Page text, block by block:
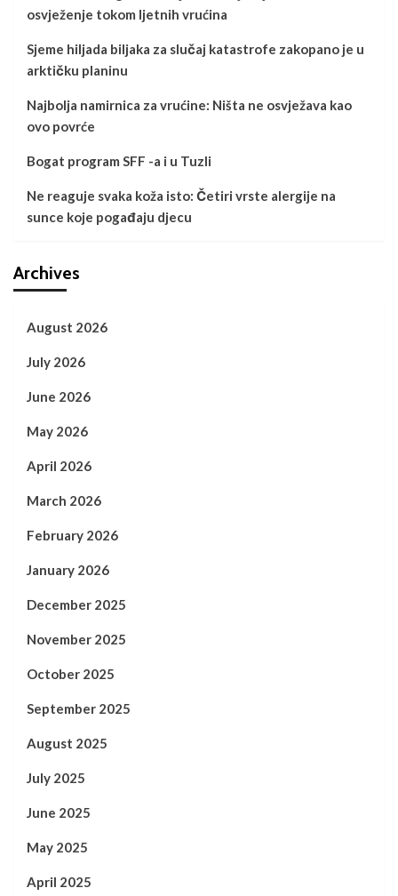
osvježenje tokom ljetnih vrućina
Sjeme hiljada biljaka za slučaj katastrofe zakopano je u
arktičku planinu
Najbolja namirnica za vrućine: Ništa ne osvježava kao
ovo povrće
Bogat program SFF -a i u Tuzli
Ne reaguje svaka koža isto: Četiri vrste alergije na
sunce koje pogađaju djecu
Archives
August 2026
July 2026
June 2026
May 2026
April 2026
March 2026
February 2026
January 2026
December 2025
November 2025
October 2025
September 2025
August 2025
July 2025
June 2025
May 2025
April 2025